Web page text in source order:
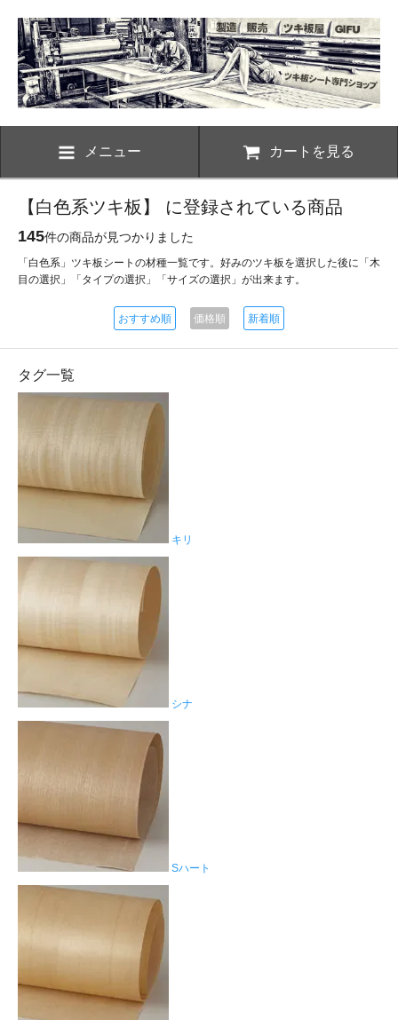
メニュー カートを見る
【白色系ツキ板】 に登録されている商品
145件の商品が見つかりました
「白色系」ツキ板シートの材種一覧です。好みのツキ板を選択した後に「木
目の選択」「タイプの選択」「サイズの選択」が出来ます。
おすすめ順 価格順 新着順
タグ一覧
キリ
シナ
Sハート